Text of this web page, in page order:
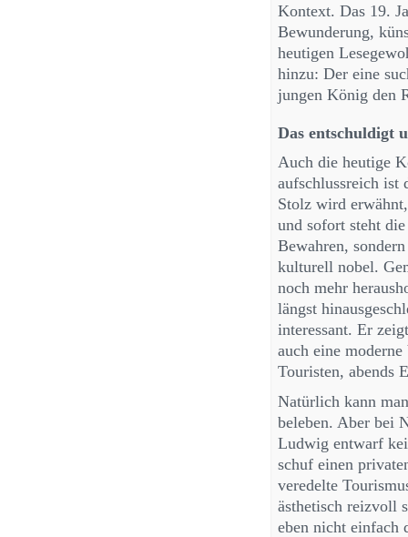
Kontext. Das 19.
Bewunderung,
heutigen
hinzu: Der eine
jungen König den
Das entschuldigt
Auch die heutige
aufschlussreich ist
Stolz wird
und sofort steht
Bewahren,
kulturell nobel.
noch mehr
längst
interessant. Er
auch eine
Touristen, abends
Natürlich kann
beleben. Aber bei
Ludwig entwarf
schuf einen
veredelte
ästhetisch reizvoll
eben nicht